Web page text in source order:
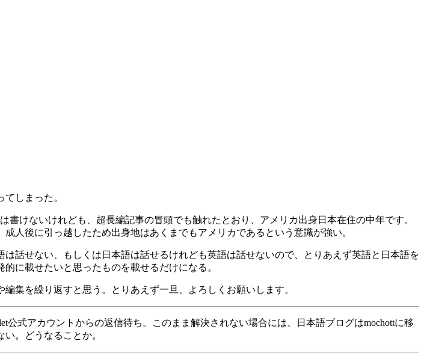
しまった。
書けないけれども、超長編記事の冒頭でも触れたとおり、アメリカ出身日本在住の中年です。
人後に引っ越したため出身地はあくまでもアメリカであるという意識が強い。
話せない、もしくは日本語は話せるけれども英語は話せないので、とりあえず英語と日本語を
に載せたいと思ったものを載せるだけになる。
集を繰り返すと思う。とりあえず一旦、よろしくお願いします。
式アカウントからの返信待ち。このまま解決されない場合には、日本語ブログはmochottに移
。どうなることか。